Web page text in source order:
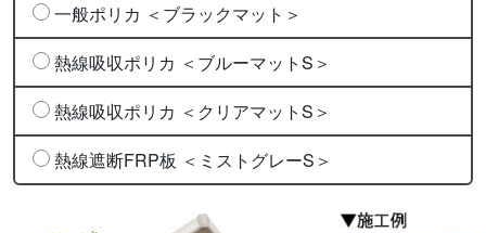
一般ポリカ ＜ブラックマット＞
熱線吸収ポリカ ＜ブルーマットS＞
熱線吸収ポリカ ＜クリアマットS＞
熱線遮断FRP板 ＜ミストグレーS＞